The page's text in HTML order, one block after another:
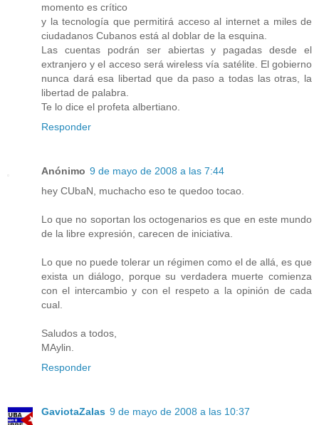
momento es crítico
y la tecnología que permitirá acceso al internet a miles de
ciudadanos Cubanos está al doblar de la esquina.
Las cuentas podrán ser abiertas y pagadas desde el
extranjero y el acceso será wireless vía satélite. El gobierno
nunca dará esa libertad que da paso a todas las otras, la
libertad de palabra.
Te lo dice el profeta albertiano.
Responder
Anónimo 9 de mayo de 2008 a las 7:44
hey CUbaN, muchacho eso te quedoo tocao.
Lo que no soportan los octogenarios es que en este mundo
de la libre expresión, carecen de iniciativa.
Lo que no puede tolerar un régimen como el de allá, es que
exista un diálogo, porque su verdadera muerte comienza
con el intercambio y con el respeto a la opinión de cada
cual.
Saludos a todos,
MAylin.
Responder
GaviotaZalas 9 de mayo de 2008 a las 10:37